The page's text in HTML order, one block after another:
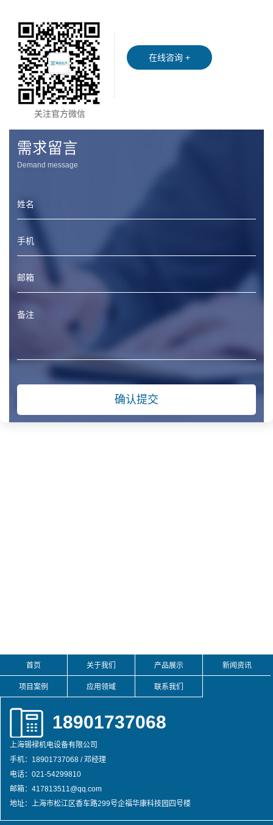
关注官方微信
在线咨询 +
需求留言
Demand message
首页 关于我们 产品展示 新闻资讯
项目案例 应用领域 联系我们
18901737068
上海锡䘵机电设备有限公司
手机：18901737068 / 邓经理
电话：021-54299810
邮箱：417813511@qq.com
地址：上海市松江区香车路299号企福华康科技园四号楼